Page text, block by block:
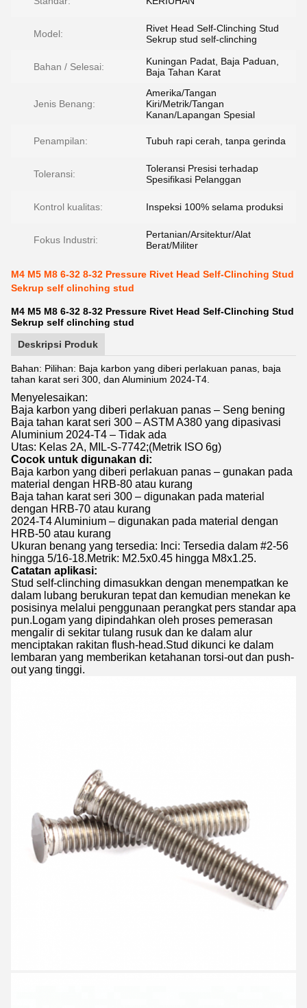
Model:
Rivet Head Self-Clinching Stud
Sekrup stud self-clinching
Bahan / Selesai:
Kuningan Padat, Baja Paduan,
Baja Tahan Karat
Jenis Benang:
Amerika/Tangan
Kiri/Metrik/Tangan
Kanan/Lapangan Spesial
Penampilan: Tubuh rapi cerah, tanpa gerinda
Toleransi:
Toleransi Presisi terhadap
Spesifikasi Pelanggan
Kontrol kualitas: Inspeksi 100% selama produksi
Fokus Industri:
Pertanian/Arsitektur/Alat
Berat/Militer
M4 M5 M8 6-32 8-32 Pressure Rivet Head Self-Clinching Stud
Sekrup self clinching stud
M4 M5 M8 6-32 8-32 Pressure Rivet Head Self-Clinching Stud
Sekrup self clinching stud
Deskripsi Produk
Bahan: Pilihan: Baja karbon yang diberi perlakuan panas, baja
tahan karat seri 300, dan Aluminium 2024-T4.
Menyelesaikan:
Baja karbon yang diberi perlakuan panas – Seng bening
Baja tahan karat seri 300 – ASTM A380 yang dipasivasi
Aluminium 2024-T4 – Tidak ada
Utas: Kelas 2A, MIL-S-7742;(Metrik ISO 6g)
Cocok untuk digunakan di:
Baja karbon yang diberi perlakuan panas – gunakan pada
material dengan HRB-80 atau kurang
Baja tahan karat seri 300 – digunakan pada material
dengan HRB-70 atau kurang
2024-T4 Aluminium – digunakan pada material dengan
HRB-50 atau kurang
Ukuran benang yang tersedia: Inci: Tersedia dalam #2-56
hingga 5/16-18.Metrik: M2.5x0.45 hingga M8x1.25.
Catatan aplikasi:
Stud self-clinching dimasukkan dengan menempatkan ke
dalam lubang berukuran tepat dan kemudian menekan ke
posisinya melalui penggunaan perangkat pers standar apa
pun.Logam yang dipindahkan oleh proses pemerasan
mengalir di sekitar tulang rusuk dan ke dalam alur
menciptakan rakitan flush-head.Stud dikunci ke dalam
lembaran yang memberikan ketahanan torsi-out dan push-
out yang tinggi.